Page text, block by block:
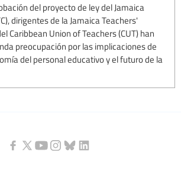
del proyecto de ley del Jamaica
dirigentes de la Jamaica Teachers'
Caribbean Union of Teachers (CUT) han
preocupación por las implicaciones de
del personal educativo y el futuro de la